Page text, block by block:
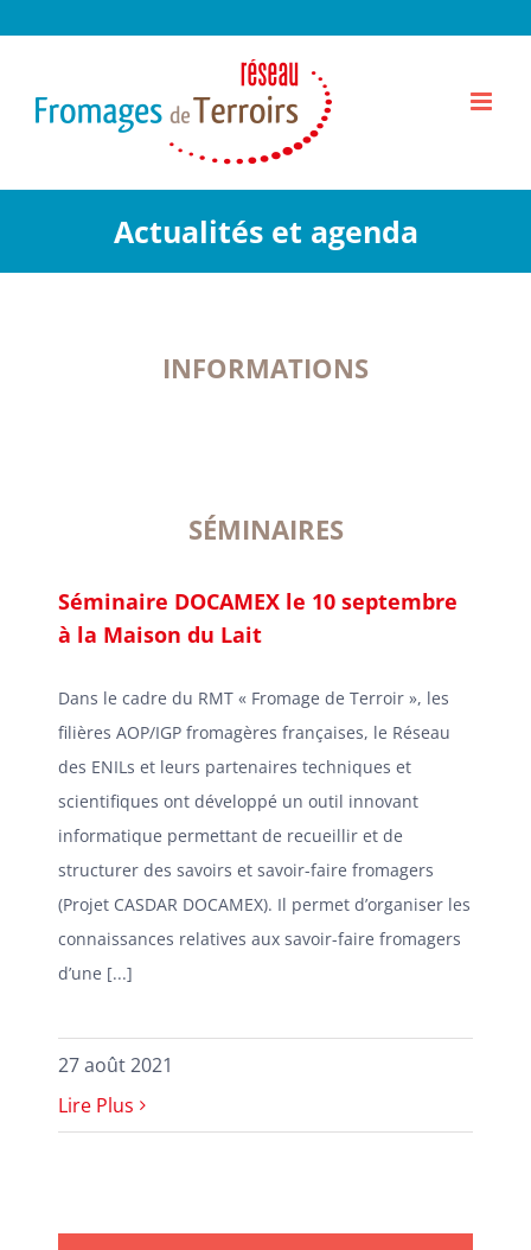
Actualités et agenda
INFORMATIONS
SÉMINAIRES
Séminaire DOCAMEX le 10 septembre
à la Maison du Lait
Dans le cadre du RMT « Fromage de Terroir », les
filières AOP/IGP fromagères françaises, le Réseau
des ENILs et leurs partenaires techniques et
scientifiques ont développé un outil innovant
informatique permettant de recueillir et de
structurer des savoirs et savoir-faire fromagers
(Projet CASDAR DOCAMEX). Il permet d’organiser les
connaissances relatives aux savoir-faire fromagers
d’une [...]
27 août 2021
Lire Plus